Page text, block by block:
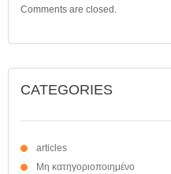
Comments are closed.
CATEGORIES
articles
Μη κατηγοριοποιημένο